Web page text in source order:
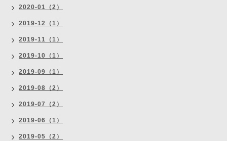
2020-01（2）
2019-12（1）
2019-11（1）
2019-10（1）
2019-09（1）
2019-08（2）
2019-07（2）
2019-06（1）
2019-05（2）